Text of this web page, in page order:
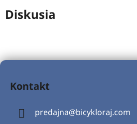
Diskusia
Z
Kontakt
predajna@bicykloraj.com